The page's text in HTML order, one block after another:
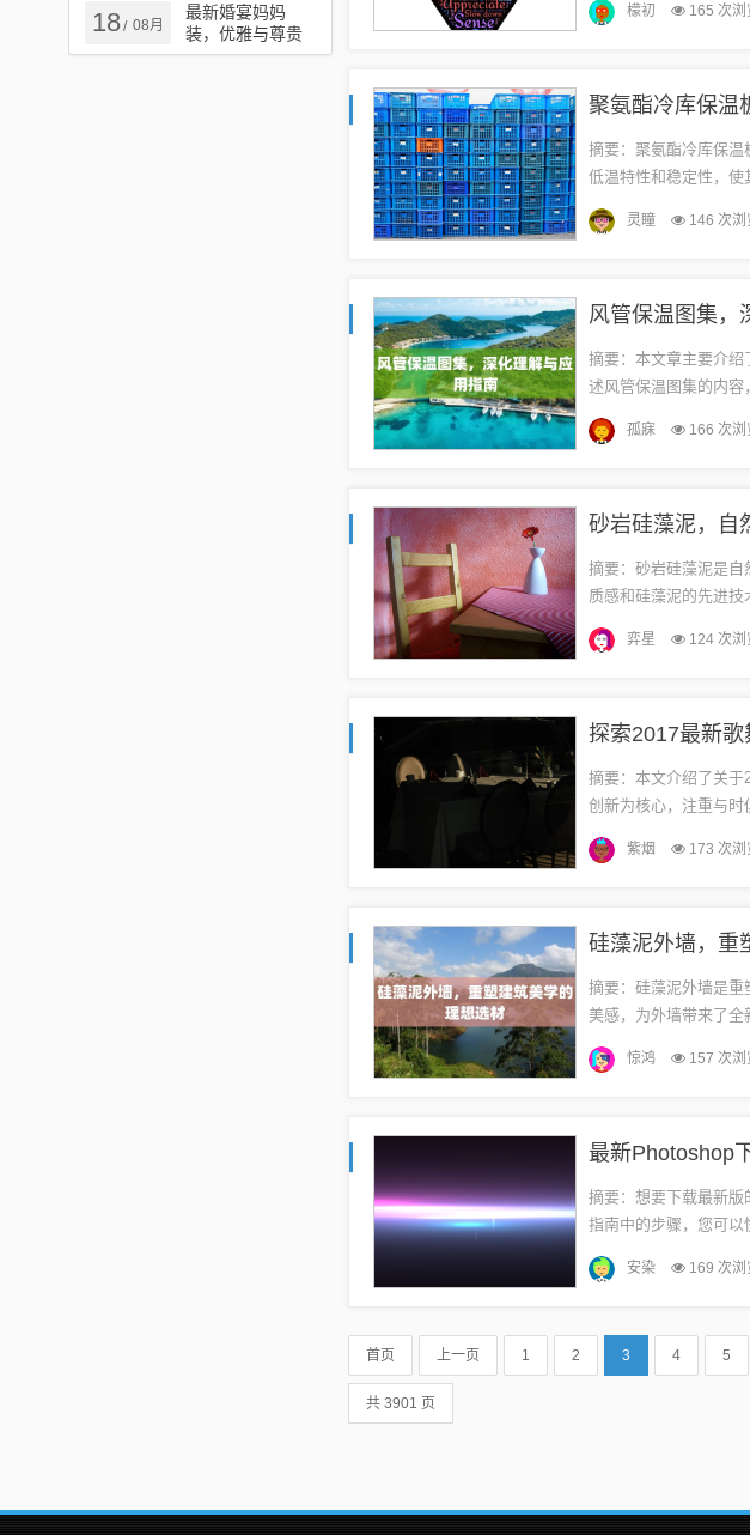
18/ 08月
最新婚宴妈妈
装，优雅与尊贵
的时尚之选
檬初 165 次浏
聚氨酯冷库保温
摘要：聚氨酯冷库保
低温特性和稳定性，使
酯冷库保温板能够有
为...
灵瞳 146 次浏
风管保温图集，
摘要：本文章主要介绍
述风管保温图集的内容
系统的保温效果，降
便...
孤寐 166 次浏
砂岩硅藻泥，自
摘要：砂岩硅藻泥是自
质感和硅藻泥的先进
然的美感，同时兼具
选...
弈星 124 次浏
探索2017最新
摘要：本文介绍了关于
创新为核心，注重与时
和舞蹈编排，该歌舞
紫烟 173 次浏
硅藻泥外墙，重
摘要：硅藻泥外墙是重
美感，为外墙带来了全
调节室内湿度，为居
合...
惊鸿 157 次浏
最新Photoshop
摘要：想要下载最新版
指南中的步骤，您可以
专业设计师还是普通
安染 169 次浏
首页 上一页 1 2 3 4 5
共 3901 页